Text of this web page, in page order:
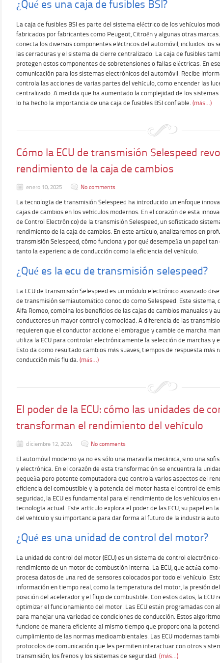
¿Qué es una caja de fusibles BSI?
La caja de fusibles BSI es parte del sistema eléctrico de los vehículos
fabricados por fabricantes como Peugeot, Citroën y algunas otras
conecta los diversos componentes eléctricos del automóvil, incluidos los
las cerraduras y el sistema de cierre centralizado. La caja de fusibles
protegen estos componentes de sobretensiones o fallas eléctricas. En
comunicación para los sistemas electrónicos del automóvil. Recibe
controla las acciones de varias partes del vehículo, como encender las
centralizado. A medida que ha aumentado la complejidad de los
lo ha hecho la importancia de una caja de fusibles BSI confiable. (más…)
Cómo la ECU de transmisión Selespeed
rendimiento de la caja de cambios
enero 10, 2025 No comments
La tecnología de transmisión Selespeed ha introducido un enfoque
cajas de cambios en los vehículos modernos. En el corazón de esta
de Control Electrónico) de la transmisión Selespeed, un sofisticado
rendimiento de la caja de cambios. En este artículo, analizaremos en
transmisión Selespeed, cómo funciona y por qué desempeña un papel
tanto la experiencia de conducción como la eficiencia del vehículo.
¿Qué es la ecu de transmisión selespeed?
La ECU de transmisión Selespeed es un módulo electrónico avanzado
de transmisión semiautomático conocido como Selespeed. Este
Alfa Romeo, combina los beneficios de las cajas de cambios manuales y
conductores un mayor control y comodidad. A diferencia de las
requieren que el conductor accione el embrague y cambie de marcha
utiliza la ECU para controlar electrónicamente la selección de marchas y
Esto da como resultado cambios más suaves, tiempos de respuesta más
conducción más fluida. (más…)
El poder de la ECU: cómo las unidades de
transforman el rendimiento del vehículo
diciembre 12, 2024 No comments
El automóvil moderno ya no es sólo una maravilla mecánica, sino una
y electrónica. En el corazón de esta transformación se encuentra la
pequeña pero potente computadora que controla varios aspectos del
eficiencia del combustible y la potencia del motor hasta el control de
seguridad, la ECU es fundamental para el rendimiento de los vehículos
tecnología actual. Este artículo explora el poder de las ECU, su papel en
del vehículo y su importancia para dar forma al futuro de la industria
¿Qué es una unidad de control del motor?
La unidad de control del motor (ECU) es un sistema de control
rendimiento de un motor de combustión interna. La ECU, que actúa
procesa datos de una red de sensores colocados por todo el vehículo.
información en tiempo real, como la temperatura del motor, la presión
posición del acelerador y el flujo de combustible. Con estos datos, la ECU
optimizar el funcionamiento del motor. Las ECU están programadas con
para manejar una variedad de condiciones de conducción. Estos
funcione de manera eficiente al mismo tiempo que proporciona la
cumplimiento de las normas medioambientales. Las ECU modernas
protocolos de comunicación que les permiten interactuar con otros
transmisión, los frenos y los sistemas de seguridad. (más…)